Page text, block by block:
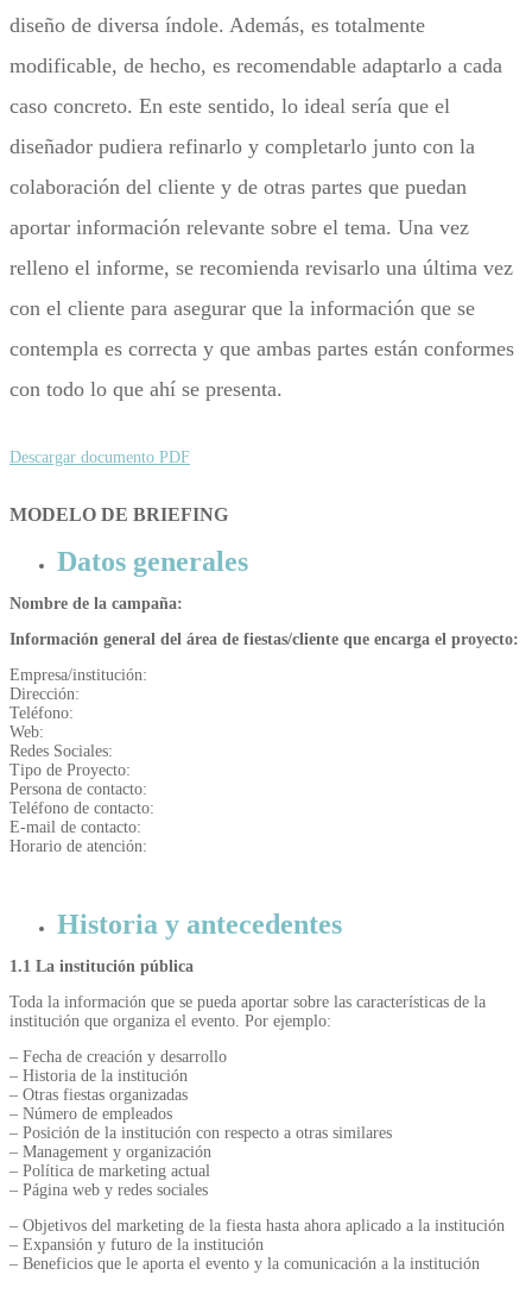
diseño de diversa índole. Además, es totalmente
modificable, de hecho, es recomendable adaptarlo a cada
caso concreto. En este sentido, lo ideal sería que el
diseñador pudiera refinarlo y completarlo junto con la
colaboración del cliente y de otras partes que puedan
aportar información relevante sobre el tema. Una vez
relleno el informe, se recomienda revisarlo una última vez
con el cliente para asegurar que la información que se
contempla es correcta y que ambas partes están conformes
con todo lo que ahí se presenta.
Descargar documento PDF
MODELO DE BRIEFING
Datos generales
Nombre de la campaña:
Información general del área de fiestas/cliente que encarga el proyecto:
Empresa/institución:
Dirección:
Teléfono:
Web:
Redes Sociales:
Tipo de Proyecto:
Persona de contacto:
Teléfono de contacto:
E-mail de contacto:
Horario de atención:
Historia y antecedentes
1.1 La institución pública
Toda la información que se pueda aportar sobre las características de la
institución que organiza el evento. Por ejemplo:
– Fecha de creación y desarrollo
– Historia de la institución
– Otras fiestas organizadas
– Número de empleados
– Posición de la institución con respecto a otras similares
– Management y organización
– Política de marketing actual
– Página web y redes sociales
– Objetivos del marketing de la fiesta hasta ahora aplicado a la institución
– Expansión y futuro de la institución
– Beneficios que le aporta el evento y la comunicación a la institución